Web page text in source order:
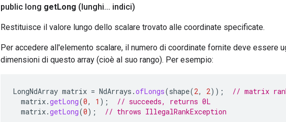
public long getLong (lunghi... indici)
Restituisce il valore lungo dello scalare trovato alle coordinate specificate.
Per accedere all'elemento scalare, il numero di coordinate fornite deve essere
dimensioni di questo array (cioè al suo rango). Per esempio:
LongNdArray matrix = NdArrays .ofLongs(shape(2, 2));
// matrix
matrix.getLong(0, 1 );
// succeeds, returns 0L
matrix.getLong(0); // throws IllegalRankException